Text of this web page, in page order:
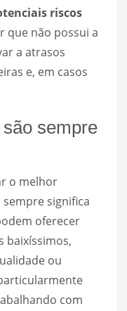
riscos
que não possui a
a atrasos
e, em casos
sempre
o melhor
significa
oferecer
baixíssimos,
ou
com